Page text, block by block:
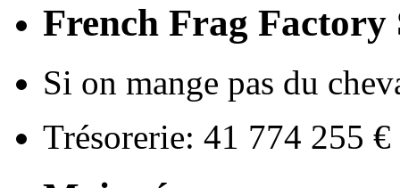
French Frag Factory
Si on mange pas du
Trésorerie: 41 774 255